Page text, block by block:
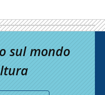
sul mondo